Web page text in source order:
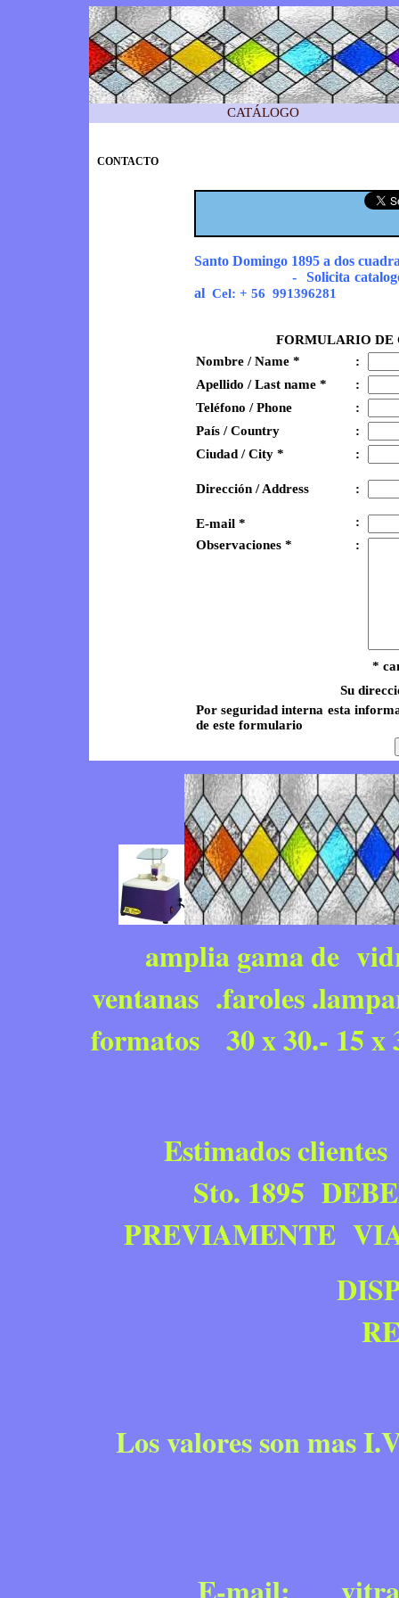
CATÁLOGO
CONTACTO
Santo Domingo 1895 a dos
- Solicita catalogo de
al Cel: + 56 991396281
FORMULARIO DE
Nombre / Name *
:
Apellido / Last name *
:
Teléfono / Phone
:
País / Country
:
Ciudad / City *
:
Dirección / Address :
E-mail *
:
Observaciones *
:
*
Su
Por seguridad interna esta
de este formulario
amplia gama de
ventanas .faroles
formatos 30 x 30.- 15
Estimados clientes
Sto. 1895
PREVIAMENTE
Los valores son mas